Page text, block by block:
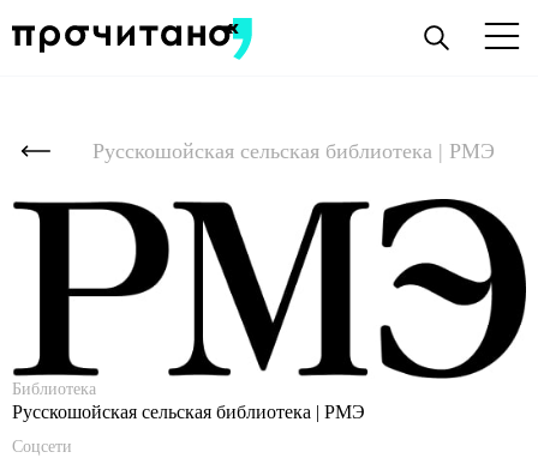
Русскошойская сельская библиотека | РМЭ
Библиотека
Русскошойская сельская библиотека | РМЭ
Соцсети